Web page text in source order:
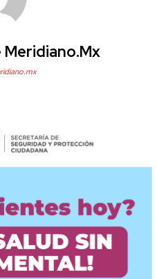
Meridiano.mx